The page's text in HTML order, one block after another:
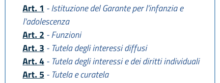
Art. 1 - Istituzione del Garante per l'infanzia e
l'adolescenza
Art. 2 - Funzioni
Art. 3 - Tutela degli interessi diffusi
Art. 4 - Tutela degli interessi e dei diritti individuali
Art. 5 - Tutela e curatela